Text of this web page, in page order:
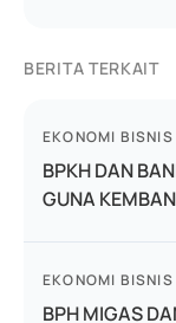
BERITA TERKAIT
EKONOMI BISNIS
BPKH DAN
GUNA
EKONOMI BISNIS
BPH MIGAS